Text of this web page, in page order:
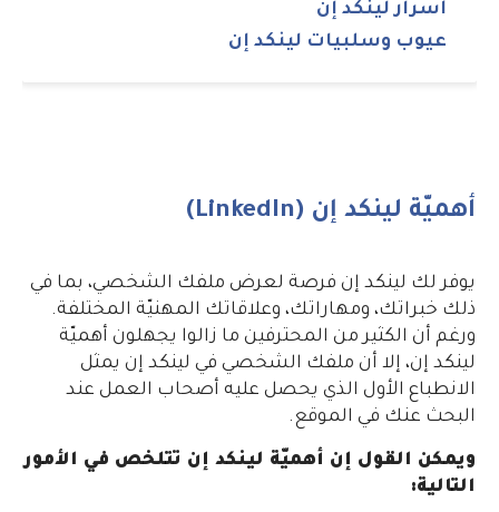
أسرار لينكد إن
عيوب وسلبيات لينكد إن
أهميّة لينكد إن (LinkedIn)
يوفر لك لينكد إن فرصة لعرض ملفك الشخصي، بما في
ذلك خبراتك، ومهاراتك، وعلاقاتك المهنيّة المختلفة.
ورغم أن الكثير من المحترفين ما زالوا يجهلون أهميّة
لينكد إن، إلا أن ملفك الشخصي في لينكد إن يمثل
الانطباع الأول الذي يحصل عليه أصحاب العمل عند
البحث عنك في الموقع.
ويمكن القول إن أهميّة لينكد إن تتلخص في الأمور
التالية: